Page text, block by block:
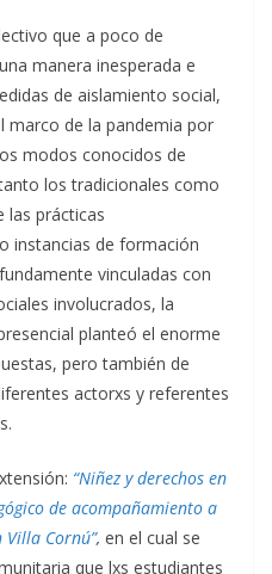
que a poco de
manera inesperada e
de aislamiento social,
marco de la pandemia por
modos conocidos de
los tradicionales como
las prácticas
instancias de formación
vinculadas con
involucrados, la
planteó el enorme
pero también de
actorxs y referentes
“Niñez y derechos en
de acompañamiento a
Cornú”, en el cual se
que lxs estudiantes